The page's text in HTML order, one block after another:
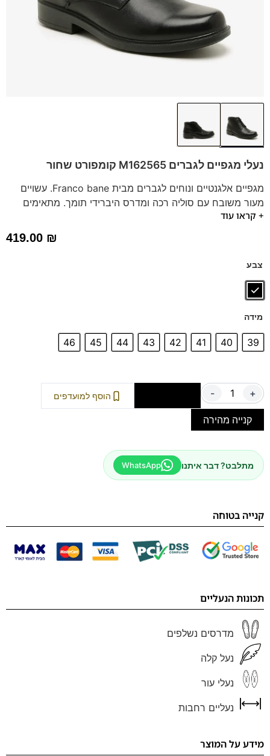
נעלי מגפיים לגברים M162565 קומפורט שחור
מגפיים אלגנטיים ונוחים לגברים מבית Franco bane. עשויים
מעור משובח עם סוליה רכה ומדרס היברידי תומך. מתאימים
לכל שעות היום ומבטיחים נוחות וסגנון ללא פשרות. בחרו
+ קראו עוד
419.00 ₪
צבע
מידה
39
40
41
42
43
44
45
46
- + הוסף למועדפים
קנייה מהירה
מתלבט? דבר איתנו WhatsApp
קנייה בטוחה
תכונות הנעליים
מדרסים נשלפים
נעל קלה
נעלי עור
נעליים רחבות
מידע על המוצר